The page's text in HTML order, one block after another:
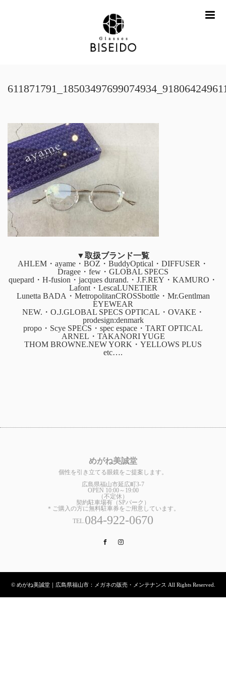
▼取扱ブランド一覧
AHLEM・ayame・BOZ・BuddyOptical・DIFFUSER・
Dragee・few・GLOBAL SPECS
quepard・H-fusion・jacques durand.・J.F.REY・KAMURO・
Lafont・LescaLUNETIER
Lunetta BADA・MetropolitanCROSSbottle・Mr.Gentlman
EYEWEAR
NEW.・O.J.GLOBAL SPECS OPTICAL・OVAKE・
prodesign:denmark
propo・Scye SPECS・spec espace・TART OPTICAL
ARNEL・TAKANORI YUGE
THOM BROWNE.NEW YORK・YELLOWS PLUS
etc….
めがね美誠堂
個性を引き立てる眼鏡をご提案します。
広島県福山市延広町3-7
OPEN 10:00～19:00
（不定休）
契約駐車場有（SPパーク）
＊ご購入の方に無料駐車券をご用意しています。
TEL.084-922-0670
Facebook
© めがね美誠堂｜広島県福山市：メガネの販売・メンテナンス All Rights Reserved.